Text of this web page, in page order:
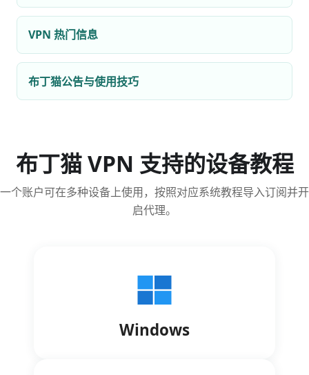
VPN 热门信息
布丁猫公告与使用技巧
布丁猫 VPN 支持的设备教程
一个账户可在多种设备上使用，按照对应系统教程导入订阅并开
启代理。
Windows